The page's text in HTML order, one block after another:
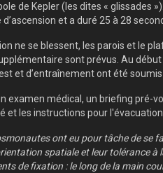
de Kepler (les dites «
et a duré 25 à 28
ne se blessent, les parois et le
sont prévus. Au
et d’entraînement ont été
examen médical, un briefing
les instructions pour l'évacuation
ont eu pour tâche de
spatiale et leur tolérance
de fixation : le long de la main